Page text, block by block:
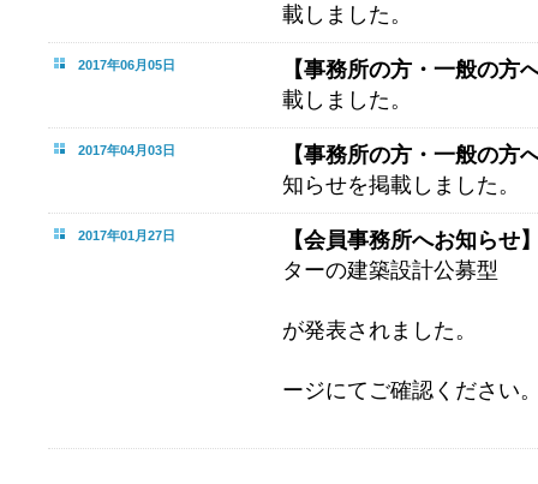
載しました。
2017年06月05日
【事務所の方・一般の方
載しました。
2017年04月03日
【事務所の方・一般の方
知らせを掲載しました。
2017年01月27日
【会員事務所へお知らせ
ターの建築設計公募型
が発表されました。
ージにてご確認ください